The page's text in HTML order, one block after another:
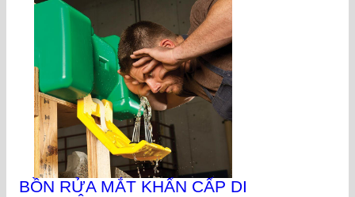
BỒN RỬA MẮT KHẨN CẤP DI